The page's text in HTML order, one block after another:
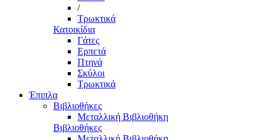
/
Τρωκτικά
Κατοικίδια
Γάτες
Ερπετά
Πτηνά
Σκύλοι
Τρωκτικά
Έπιπλα
Βιβλιοθήκες
Μεταλλική Βιβλιοθήκη
Βιβλιοθήκες